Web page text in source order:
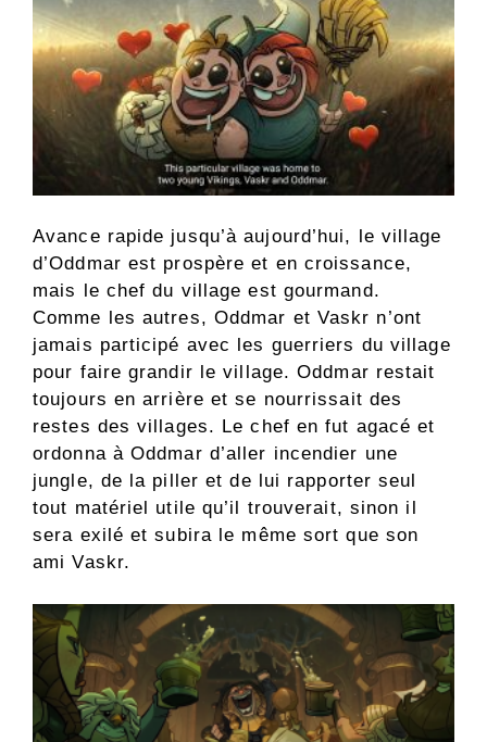
Avance rapide jusqu’à aujourd’hui, le village
d’Oddmar est prospère et en croissance,
mais le chef du village est gourmand.
Comme les autres, Oddmar et Vaskr n’ont
jamais participé avec les guerriers du village
pour faire grandir le village. Oddmar restait
toujours en arrière et se nourrissait des
restes des villages. Le chef en fut agacé et
ordonna à Oddmar d’aller incendier une
jungle, de la piller et de lui rapporter seul
tout matériel utile qu’il trouverait, sinon il
sera exilé et subira le même sort que son
ami Vaskr.